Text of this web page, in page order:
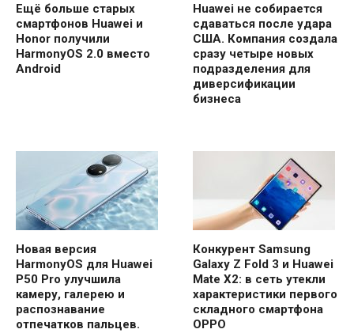
Ещё больше старых
смартфонов Huawei и
Honor получили
HarmonyOS 2.0 вместо
Android
Huawei не собирается
сдаваться после удара
США. Компания создала
сразу четыре новых
подразделения для
диверсификации
бизнеса
Новая версия
HarmonyOS для Huawei
P50 Pro улучшила
камеру, галерею и
распознавание
отпечатков пальцев.
Конкурент Samsung
Galaxy Z Fold 3 и Huawei
Mate X2: в сеть утекли
характеристики первого
складного смартфона
OPPO